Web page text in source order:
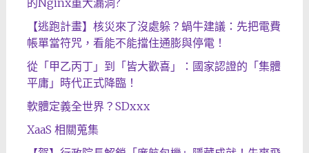
【逃跑計畫】核災來了沒處躲？蝸牛建議：先把電費
帳單當符咒，看能不能擋住通膨與停電！
從「甲乙丙丁」到「皆大歡喜」：國家認證的「集體
平庸」時代正式降臨！
軟體定義全世界？SDxxx
XaaS 相關蒐集